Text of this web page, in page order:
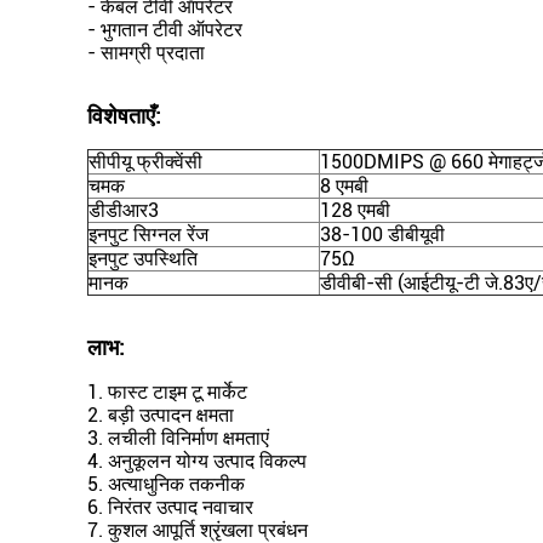
- केबल टीवी ऑपरेटर
- भुगतान टीवी ऑपरेटर
- सामग्री प्रदाता
विशेषताएँ:
सीपीयू फ्रीक्वेंसी
1500DMIPS @ 660
चमक
8 एमबी
डीडीआर3
128 एमबी
इनपुट सिग्नल रेंज
38-100 डीबीयूवी
इनपुट उपस्थिति
75Ω
मानक
डीवीबी-सी (आईटीयू-टी
लाभ:
1. फास्ट टाइम टू मार्केट
2. बड़ी उत्पादन क्षमता
3. लचीली विनिर्माण क्षमताएं
4. अनुकूलन योग्य उत्पाद विकल्प
5. अत्याधुनिक तकनीक
6. निरंतर उत्पाद नवाचार
7. कुशल आपूर्ति श्रृंखला प्रबंधन